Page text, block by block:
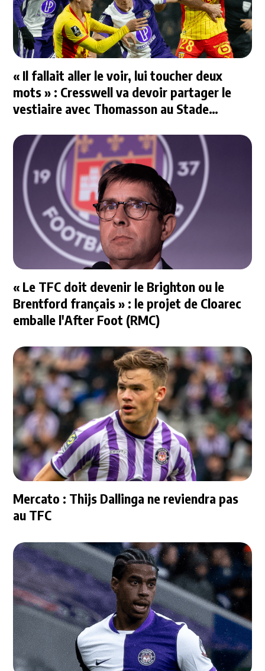
« Il fallait aller le voir, lui toucher deux
mots » : Cresswell va devoir partager le
vestiaire avec Thomasson au Stade
« Le TFC doit devenir le Brighton ou le
Brentford français » : le projet de Cloarec
emballe l'After Foot (RMC)
Mercato : Thijs Dallinga ne reviendra pas
au TFC